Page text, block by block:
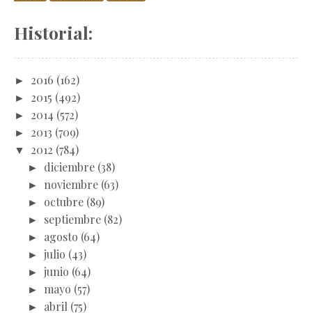
Historial:
► 2016 (162)
► 2015 (492)
► 2014 (572)
► 2013 (709)
▼ 2012 (784)
► diciembre (38)
► noviembre (63)
► octubre (89)
► septiembre (82)
► agosto (64)
► julio (43)
► junio (64)
► mayo (57)
► abril (75)